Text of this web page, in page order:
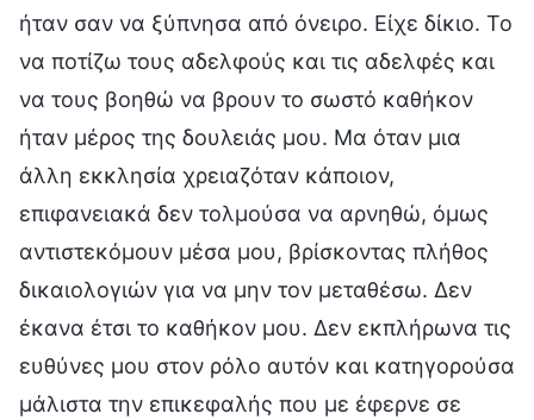
ήταν σαν να ξύπνησα από όνειρο. Είχε δίκιο. Το
να ποτίζω τους αδελφούς και τις αδελφές και
να τους βοηθώ να βρουν το σωστό καθήκον
ήταν μέρος της δουλειάς μου. Μα όταν μια
άλλη εκκλησία χρειαζόταν κάποιον,
επιφανειακά δεν τολμούσα να αρνηθώ, όμως
αντιστεκόμουν μέσα μου, βρίσκοντας πλήθος
δικαιολογιών για να μην τον μεταθέσω. Δεν
έκανα έτσι το καθήκον μου. Δεν εκπλήρωνα τις
ευθύνες μου στον ρόλο αυτόν και κατηγορούσα
μάλιστα την επικεφαλής που με έφερνε σε